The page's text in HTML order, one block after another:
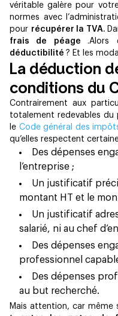
véritable galère pour
normes avec
pour récupérer la TVA.
frais de péage .Alors
déductibilité ? Et les
La déduction
conditions du
Contrairement aux
totalement redevables du
le Code général des
qu’elles respectent
Des dépenses
l’entreprise ;
Un justificatif
montant HT et le
Un justificatif
salarié, ni au chef
Des dépenses
professionnel
Des dépenses
au but recherché.
Mais attention, car même